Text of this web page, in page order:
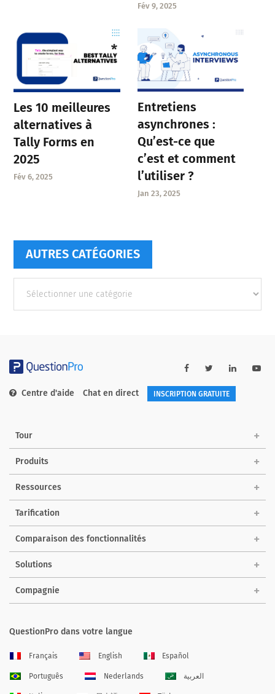
Fév 9, 2025
Les 10 meilleures
alternatives à
Tally Forms en
2025
Fév 6, 2025
Entretiens
asynchrones :
Qu’est-ce que
c’est et comment
l’utiliser ?
Jan 23, 2025
AUTRES CATÉGORIES
catégories
Centre d'aide Chat en direct INSCRIPTION GRATUITE
Tour
Produits
Ressources
Tarification
Comparaison des fonctionnalités
Solutions
Compagnie
QuestionPro dans votre langue
Français English Español
Português Nederlands العربية